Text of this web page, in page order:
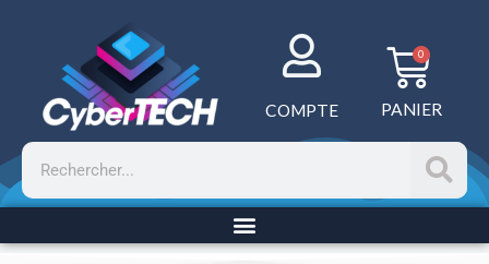
COMPTE
0
PANIER
Rechercher